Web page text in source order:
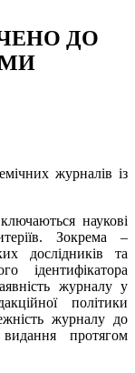
ДО
журналів із
наукові
Зокрема –
дослідників та
ідентифікатора
журналу у
політики
журналу до
протягом